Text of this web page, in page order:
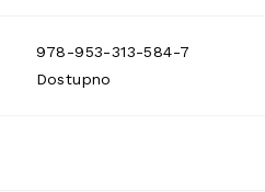
978-953-313-584-7
Dostupno